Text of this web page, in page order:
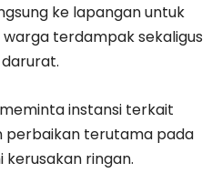
ke lapangan untuk
terdampak sekaligus
instansi terkait
perbaikan terutama pada
ringan.